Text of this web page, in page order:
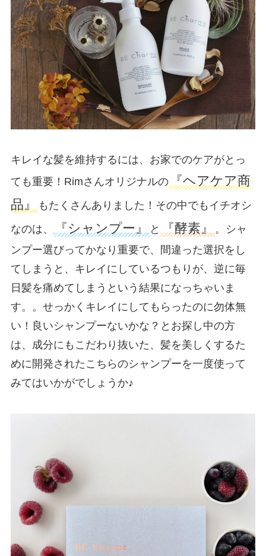
キレイな髪を維持するには、お家でのケアがとっ
ても重要！Rimさんオリジナルの
『ヘアケア商
品』
もたくさんありました！その中でもイチオシ
なのは、
『シャンプー』 と 『酵素』
。シャ
ンプー選びってかなり重要で、間違った選択をし
てしまうと、キレイにしているつもりが、逆に毎
日髪を痛めてしまうという結果になっちゃいま
す。。せっかくキレイにしてもらったのに勿体無
い！良いシャンプーないかな？とお探し中の方
は、成分にもこだわり抜いた、髪を美しくするた
めに開発されたこちらのシャンプーを一度使って
みてはいかがでしょうか♪